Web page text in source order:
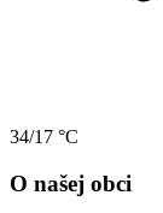
34/17 °C
O našej obci